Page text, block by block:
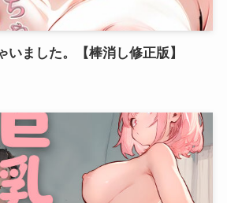
いました。【棒消し修正版】